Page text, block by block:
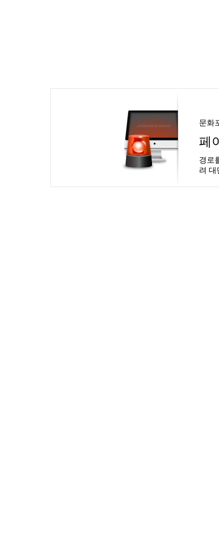
문화
페
경로
려 대